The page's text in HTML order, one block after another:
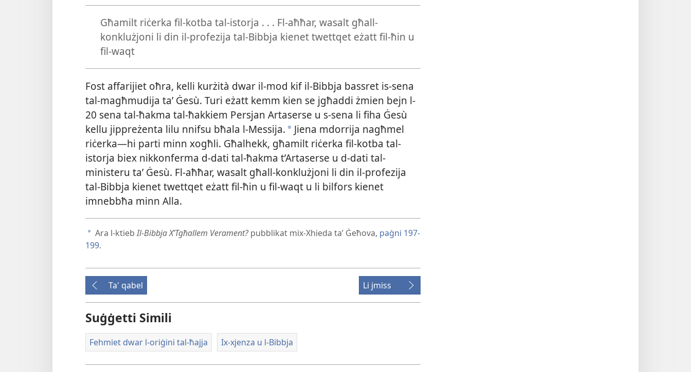
Għamilt riċerka fil-​kotba tal-​istorja . . . Fl-​aħħar, wasalt għall-​
konklużjoni li din il-​profezija tal-​Bibbja kienet twettqet eżatt fil-​ħin u
fil-​waqt
Fost affarijiet oħra, kelli kurżità dwar il-​mod kif il-​Bibbja bassret is-​sena
tal-​magħmudija taʼ Ġesù. Turi eżatt kemm kien se jgħaddi żmien bejn l-​
20 sena tal-​ħakma tal-​ħakkiem Persjan Artaserse u s-​sena li fiha Ġesù
kellu jippreżenta lilu nnifsu bħala l-​Messija. a Jiena mdorrija nagħmel
riċerka—hi parti minn xogħli. Għalhekk, għamilt riċerka fil-​kotba tal-​
istorja biex nikkonferma d-​dati tal-​ħakma t’Artaserse u d-​dati tal-​
ministeru taʼ Ġesù. Fl-​aħħar, wasalt għall-​konklużjoni li din il-​profezija
tal-​Bibbja kienet twettqet eżatt fil-​ħin u fil-​waqt u li bilfors kienet
imnebbħa minn Alla.
a Ara l-​ktiebIl-​Bibbja X’Tgħallem Verament?pubblikat mix-​Xhieda taʼ Ġeħova, paġni 197-​
199.
Ta' qabel Li jmiss
Suġġetti Simili
Fehmiet dwar l-​oriġini tal-​ħajja Ix-​xjenza u l-​Bibbja